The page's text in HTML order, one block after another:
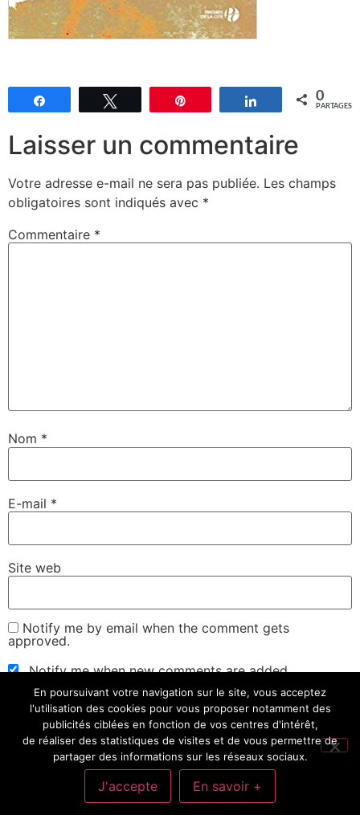
Partagez 0
PARTAGES
Laisser un commentaire
Votre adresse e-mail ne sera pas publiée. Les champs
obligatoires sont indiqués avec *
Commentaire *
Nom *
E-mail *
Site web
Notify me by email when the comment gets
approved.
Notify me when new comments are added.
Mes Univers: Cinéma, Séries, Livres, Science-Fiction,
Informatique, Sciences, Environnement, Écrire
Tous droits réservés
En poursuivant votre navigation sur le site, vous acceptez
l'utilisation des cookies pour vous proposer notamment des
publicités ciblées en fonction de vos centres d'intérêt,
de réaliser des statistiques de visites et de vous permettre de
partager des informations sur les réseaux sociaux.
J'accepte En savoir +